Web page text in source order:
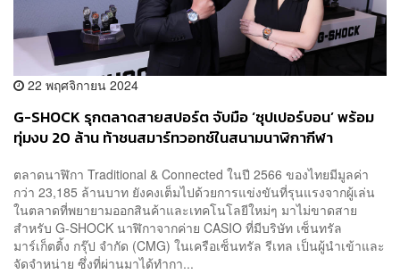
22 พฤศจิกายน 2024
G-SHOCK รุกตลาดสายสปอร์ต จับมือ ‘ซุปเปอร์บอน’ พร้อม
ทุ่มงบ 20 ล้าน ท้าชนสมาร์ทวอทช์ในสนามนาฬิกากีฬา
ตลาดนาฬิกา Traditional & Connected ในปี 2566 ของไทยมีมูลค่า
กว่า 23,185 ล้านบาท ยังคงเต็มไปด้วยการแข่งขันที่รุนแรงจากผู้เล่น
ในตลาดที่พยายามออกสินค้าและเทคโนโลยีใหม่ๆ มาไม่ขาดสาย
สำหรับ G-SHOCK นาฬิกาจากค่าย CASIO ที่มีบริษัท เซ็นทรัล
มาร์เก็ตติ้ง กรุ๊ป จำกัด (CMG) ในเครือเซ็นทรัล รีเทล เป็นผู้นำเข้าและ
จัดจำหน่าย ซึ่งที่ผ่านมาได้ทำกา...